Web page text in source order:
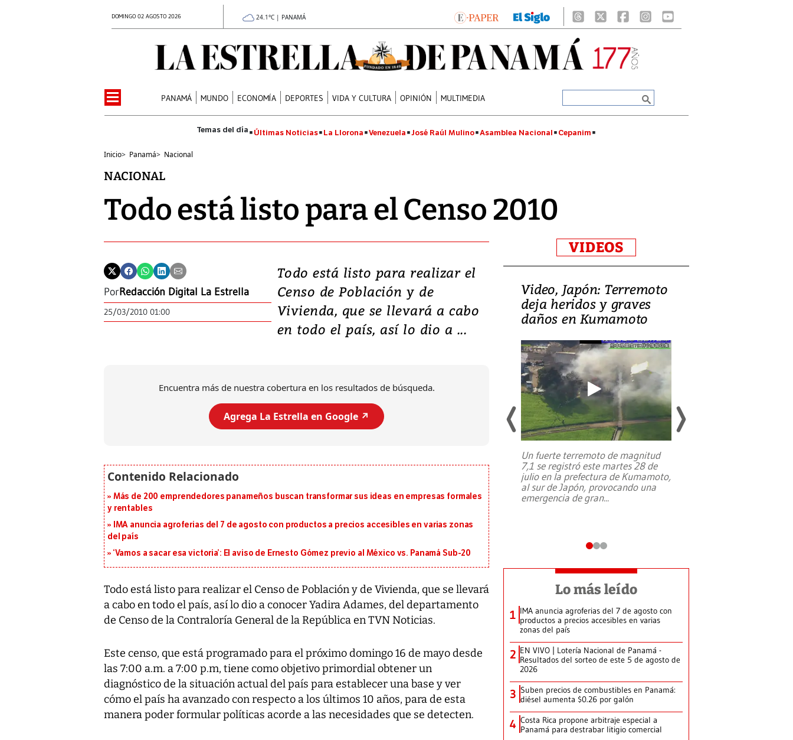
DOMINGO 02 AGOSTO 2026 24.1°C | PANAMÁ
PANAMÁ MUNDO ECONOMÍA DEPORTES VIDA Y CULTURA OPINIÓN MULTIMEDIA
Últimas Noticias La Llorona Venezuela José Raúl Mulino Asamblea Nacional Cepanim
Inicio> Panamá> Nacional
NACIONAL
Todo está listo para el Censo 2010
PorRedacción Digital La Estrella
25/03/2010 01:00
Todo está listo para realizar el
Censo de Población y de
Vivienda, que se llevará a cabo
en todo el país, así lo dio a ...
Encuentra más de nuestra cobertura en los resultados de búsqueda.
Agrega La Estrella en Google ↗️
Más de 200 emprendedores panameños buscan transformar sus ideas en empresas formales
y rentables
IMA anuncia agroferias del 7 de agosto con productos a precios accesibles en varias zonas
del país
‘Vamos a sacar esa victoria’: El aviso de Ernesto Gómez previo al México vs. Panamá Sub-20
Todo está listo para realizar el Censo de Población y de Vivienda, que se llevará
a cabo en todo el país, así lo dio a conocer Yadira Adames, del departamento
de Censo de la Contraloría General de la República en TVN Noticias.
Este censo, que está programado para el próximo domingo 16 de mayo desde
las 7:00 a.m. a 7:00 p.m, tiene como objetivo primordial obtener un
diagnóstico de la situación actual del país para establecer una base y ver
cómo el país ha avanzado con respecto a los últimos 10 años, para de esta
manera poder formular políticas acorde a las necesidades que se detecten.
VIDEOS
Isidro Carbonell,
director de la Lotería:
‘Vamos a ser más
transparentes, tengan fe
El director de la Lotería Nacional de
clandestina, auditorías internas y su
plan para modernizar la institución
Video, Japón: Terremoto
deja heridos y graves
daños en Kumamoto
Un fuerte terremoto de magnitud
7,1 se registró este martes 28 de
julio en la prefectura de Kumamoto,
al sur de Japón, provocando una
emergencia de gran...
Lo más leído
1 IMA anuncia agroferias del 7 de agosto con
productos a precios accesibles en varias
zonas del país
2 EN VIVO | Lotería Nacional de Panamá -
Resultados del sorteo de este 5 de agosto de
2026
3 Suben precios de combustibles en Panamá:
diésel aumenta $0.26 por galón
4 Costa Rica propone arbitraje especial a
Panamá para destrabar litigio comercial